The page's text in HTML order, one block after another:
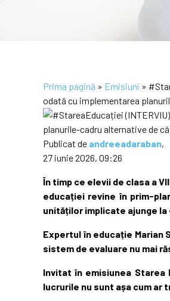
Prima pagină » Emisiuni »
odată cu implementarea
Publicat de andreeadaraban,
27 iunie 2026, 09:26
În timp ce elevii de clasa a
educației revine în prim-
unităților implicate ajunge la
Expertul în educație Marian
sistem de evaluare nu mai
Invitat în emisiunea Starea
lucrurile nu sunt așa cum ar